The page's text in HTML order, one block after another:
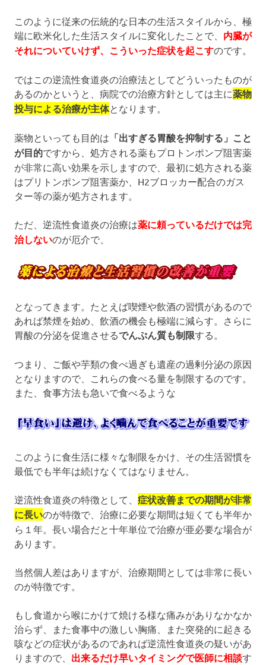
このように従来の伝統的な日本の生活スタイルから、極
端に欧米化した生活スタイルに変化したことで、 内臓が
それについていけず、こういった症状を起こすのです。
ではこの逆流性食道炎の治療法としてどういったものが
あるのかというと、病院での治療方針としては主に薬物
投与による治療が主体となります。
薬物といっても目的は 「出すぎる胃酸を抑制する」こと
が目的ですから、処方される薬もプロトンポンプ阻害薬
が非常に高い効果を示しますので、最初に処方される薬
はプリトンポンプ阻害薬か、H2ブロッカー配合のガス
ター等の薬が処方されます。
ただ、逆流性食道炎の治療は薬に頼っているだけでは完
治しないのが厄介で、
となってきます。たとえば喫煙や飲酒の習慣があるので
あれば禁煙を始め、飲酒の機会も極端に減らす。さらに
胃酸の分泌を促進させるでんぷん質も制限する。
つまり、ご飯や芋類の食べ過ぎも遺産の過剰分泌の原因
となりますので、これらの食べる量を制限するのです。
また、食事方法も急いで食べるような
このように食生活に様々な制限をかけ、その生活習慣を
最低でも半年は続けなくてはなりません。
逆流性食道炎の特徴として、 症状改善までの期間が非常
に長いのが特徴で、治療に必要な期間は短くても半年か
ら１年。長い場合だと十年単位で治療が亜必要な場合が
あります。
当然個人差はありますが、治療期間としては非常に長い
のが特徴です。
もし食道から喉にかけて焼ける様な痛みがありなかなか
治らず、また食事中の激しい胸痛、また突発的に起きる
咳などの症状があるのであれば逆流性食道炎の疑いがあ
りますので、 出来るだけ早いタイミングで医師に相談す